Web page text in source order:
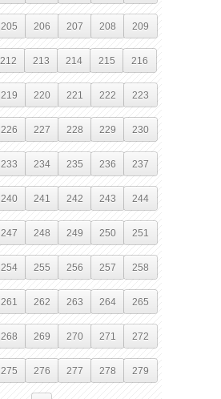
205 206 207 208 209
212 213 214 215 216
219 220 221 222 223
226 227 228 229 230
233 234 235 236 237
240 241 242 243 244
247 248 249 250 251
254 255 256 257 258
261 262 263 264 265
268 269 270 271 272
275 276 277 278 279